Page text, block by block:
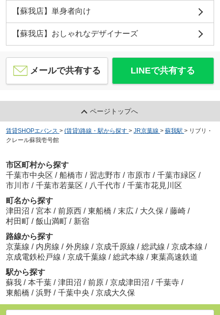
【蘇我店】単身者向け
【蘇我店】おしゃれなデザイナーズ
メールで共有する LINEで共有する
ページトップへ
賃貸SHOPエバンス > (賃貸)路線・駅から探す > JR京葉線 > 蘇我駅 > リブリ・
クレール蘇我壱号館
市区町村から探す
千葉市中央区 / 船橋市 / 習志野市 / 市原市 / 千葉市緑区 /
市川市 / 千葉市若葉区 / 八千代市 / 千葉市花見川区
町名から探す
津田沼 / 宮本 / 前原西 / 東船橋 / 末広 / 大久保 / 藤崎 /
村田町 / 飯山満町 / 新宿
路線から探す
京葉線 / 内房線 / 外房線 / 京成千原線 / 総武線 / 京成本線 /
京成電鉄松戸線 / 京成千葉線 / 総武本線 / 東葉高速鉄道
駅から探す
蘇我 / 本千葉 / 津田沼 / 前原 / 京成津田沼 / 千葉寺 /
東船橋 / 浜野 / 千葉中央 / 京成大久保